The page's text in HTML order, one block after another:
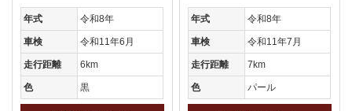
年式 令和8年
車検 令和11年6月
走行距離 6km
色 黒
年式 令和8年
車検 令和11年7月
走行距離 7km
色 パール